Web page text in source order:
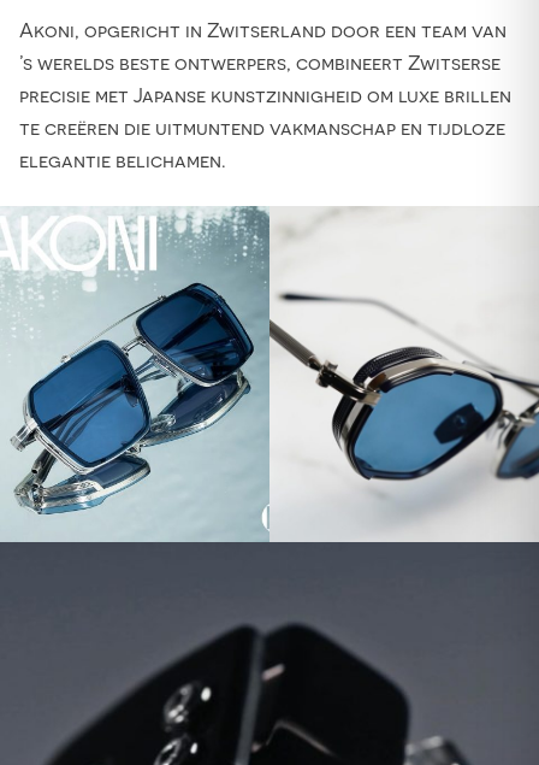
Akoni, opgericht in Zwitserland door een team van
’s werelds beste ontwerpers, combineert Zwitserse
precisie met Japanse kunstzinnigheid om luxe brillen
te creëren die uitmuntend vakmanschap en tijdloze
elegantie belichamen.